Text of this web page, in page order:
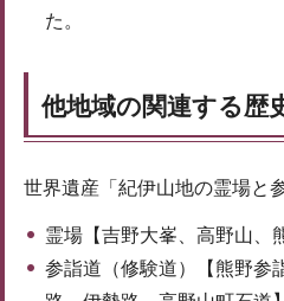
た。
他地域の関連する歴
世界遺産「紀伊山地の霊場と
霊場【吉野大峯、高野山、
参詣道（修験道）【熊野参